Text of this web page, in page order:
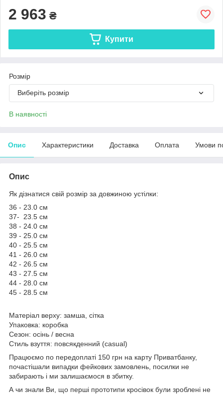
2 963 ₴
Купити
Розмір
Виберіть розмір
В наявності
Опис Характеристики Доставка Оплата Умови
Опис
Як дізнатися свій розмір за довжиною устілки:
36 - 23.0 см
37- 23.5 см
38 - 24.0 см
39 - 25.0 см
40 - 25.5 см
41 - 26.0 см
42 - 26.5 см
43 - 27.5 см
44 - 28.0 см
45 - 28.5 см
Матеріал верху: замша, сітка
Упаковка: коробка
Сезон: осінь / весна
Стиль взуття: повсякденний (casual)
Працюємо по передоплаті 150 грн на карту Приватбанку,
почастішали випадки фейкових замовлень, посилки не
забирають і ми залишаємося в збитку.
А чи знали Ви, що перші прототипи кросівок були зроблені не